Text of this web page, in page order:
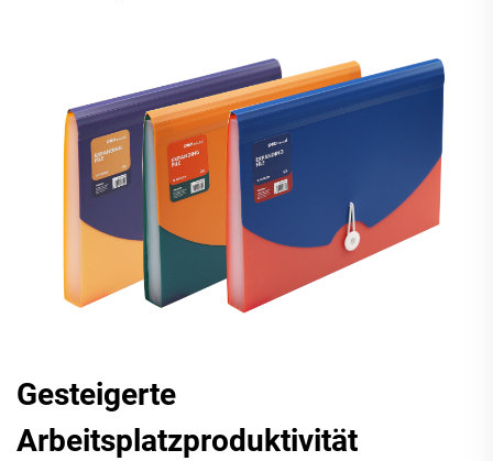
Gesteigerte
Arbeitsplatzproduktivität